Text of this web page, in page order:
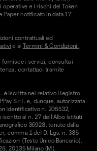
e i rischi del Token
Papernotificato in data 17
contrattuali ed
e aiTermini & Condizioni.
i servizi, consulta i
contattaci tramite
è iscritta nel relativo Registro
S.r.l. e, dunque, autorizzata
identificativo n. 205532,
al n. 27 dell’Albo Istituti
36928, tenuto dalla
comma 1 del D. Lgs. n. 385
(Testo Unico Bancario),
20135 Milano (MI).